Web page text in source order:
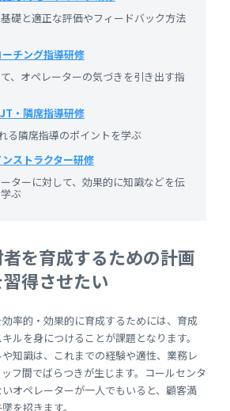
礎と適正な評価やフィードバック方法
チング指導研修
、オペレーターの気づきを引き出す指
・隣席指導研修
る隣席指導のポイントを学ぶ
ストラクター研修
ターに対して、効果的に知識などを伝
ぶ
を育成するための計画
得させたい
率的・効果的に育成するためには、育成
ルを身につけることが課題となります。
知識は、これまでの経験や適性、業務レ
フ間でばらつきが生じます。コールセンタ
オペレーターが一人でもいると、顧客満
を招きます。